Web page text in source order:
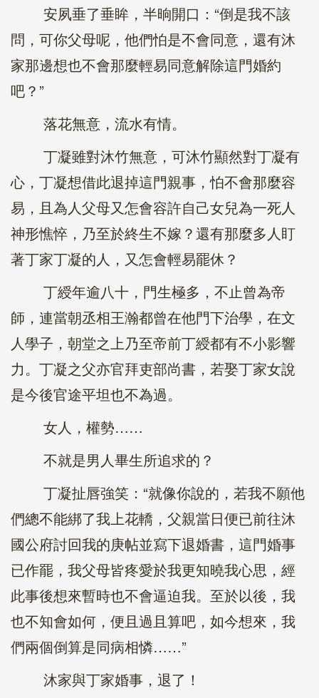
安夙垂了垂眸，半晌開口：“倒是我不該
問，可你父母呢，他們怕是不會同意，還有沐
家那邊想也不會那麼輕易同意解除這門婚約
吧？”
落花無意，流水有情。
丁凝雖對沐竹無意，可沐竹顯然對丁凝有
心，丁凝想借此退掉這門親事，怕不會那麼容
易，且為人父母又怎會容許自己女兒為一死人
神形憔悴，乃至於終生不嫁？還有那麼多人盯
著丁家丁凝的人，又怎會輕易罷休？
丁綬年逾八十，門生極多，不止曾為帝
師，連當朝丞相王瀚都曾在他門下治學，在文
人學子，朝堂之上乃至帝前丁綬都有不小影響
力。丁凝之父亦官拜吏部尚書，若娶丁家女說
是今後官途平坦也不為過。
女人，權勢……
不就是男人畢生所追求的？
丁凝扯唇強笑：“就像你說的，若我不願他
們總不能綁了我上花轎，父親當日便已前往沐
國公府討回我的庚帖並寫下退婚書，這門婚事
已作罷，我父母皆疼愛於我更知曉我心思，經
此事後想來暫時也不會逼迫我。至於以後，我
也不知會如何，便且過且算吧，如今想來，我
們兩個倒算是同病相憐……”
沐家與丁家婚事，退了！